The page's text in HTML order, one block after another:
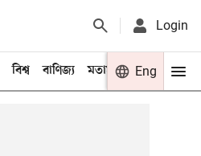
Login
বিশ্ব বাণিজ্য মতামত খেলা
Eng